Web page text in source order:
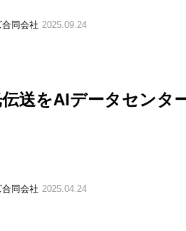
同会社 2025.09.24
送をAIデータセンタ
同会社 2025.04.24